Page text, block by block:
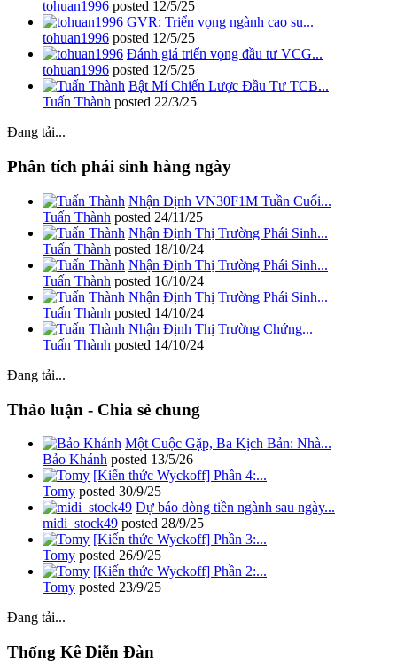
tohuan1996 posted 12/5/25
GVR: Triển vọng ngành cao su...
tohuan1996 posted 12/5/25
Đánh giá triển vọng đầu tư VCG...
tohuan1996 posted 12/5/25
Bật Mí Chiến Lược Đầu Tư TCB...
Tuấn Thành posted 22/3/25
Đang tải...
Phân tích phái sinh hàng ngày
Nhận Định VN30F1M Tuần Cuối...
Tuấn Thành posted 24/11/25
Nhận Định Thị Trường Phái Sinh...
Tuấn Thành posted 18/10/24
Nhận Định Thị Trường Phái Sinh...
Tuấn Thành posted 16/10/24
Nhận Định Thị Trường Phái Sinh...
Tuấn Thành posted 14/10/24
Nhận Định Thị Trường Chứng...
Tuấn Thành posted 14/10/24
Đang tải...
Thảo luận - Chia sẻ chung
Một Cuộc Gặp, Ba Kịch Bản: Nhà...
Bảo Khánh posted 13/5/26
[Kiến thức Wyckoff] Phần 4:...
Tomy posted 30/9/25
Dự báo dòng tiền ngành sau ngày...
midi_stock49 posted 28/9/25
[Kiến thức Wyckoff] Phần 3:...
Tomy posted 26/9/25
[Kiến thức Wyckoff] Phần 2:...
Tomy posted 23/9/25
Đang tải...
Thống Kê Diễn Đàn